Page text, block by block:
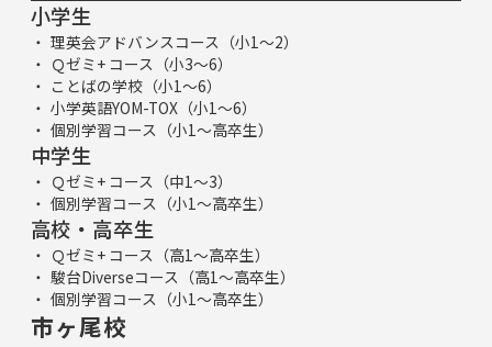
小学生
理英会アドバンスコース（小1～2）
Ｑゼミ+ コース（小3～6）
ことばの学校（小1～6）
小学英語YOM-TOX（小1～6）
個別学習コース（小1～高卒生）
中学生
Ｑゼミ+ コース（中1～3）
個別学習コース（小1～高卒生）
高校・高卒生
Ｑゼミ+ コース（高1～高卒生）
駿台Diverseコース（高1～高卒生）
個別学習コース（小1～高卒生）
市ヶ尾校